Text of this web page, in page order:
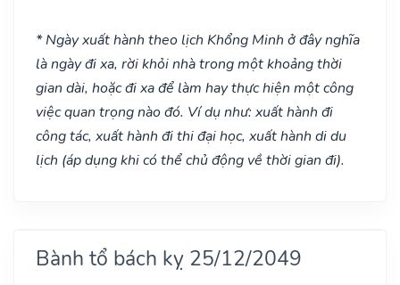
* Ngày xuất hành theo lịch Khổng Minh ở đây nghĩa
là ngày đi xa, rời khỏi nhà trong một khoảng thời
gian dài, hoặc đi xa để làm hay thực hiện một công
việc quan trọng nào đó. Ví dụ như: xuất hành đi
công tác, xuất hành đi thi đại học, xuất hành di du
lịch (áp dụng khi có thể chủ động về thời gian đi).
Bành tổ bách kỵ 25/12/2049